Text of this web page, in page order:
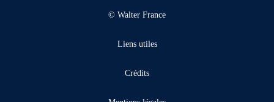
© Walter France
Liens utiles
Crédits